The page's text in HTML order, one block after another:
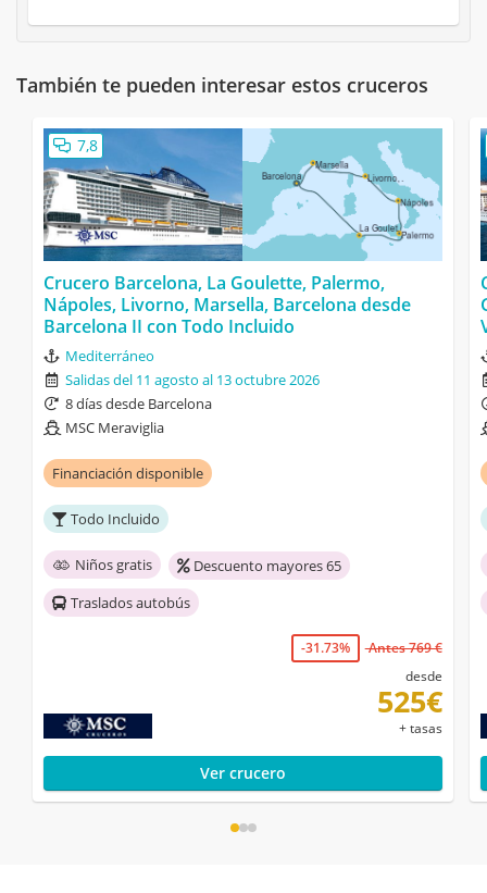
También te pueden interesar estos cruceros
7,8
Crucero Barcelona, La Goulette, Palermo,
Nápoles, Livorno, Marsella, Barcelona desde
Barcelona II con Todo Incluido
Mediterráneo
Salidas del 11 agosto al 13 octubre 2026
8 días desde Barcelona
MSC Meraviglia
Financiación disponible
Todo Incluido
Niños gratis
Descuento mayores 65
Traslados autobús
-31.73%
Antes 769 €
desde
525€
+ tasas
Ver crucero